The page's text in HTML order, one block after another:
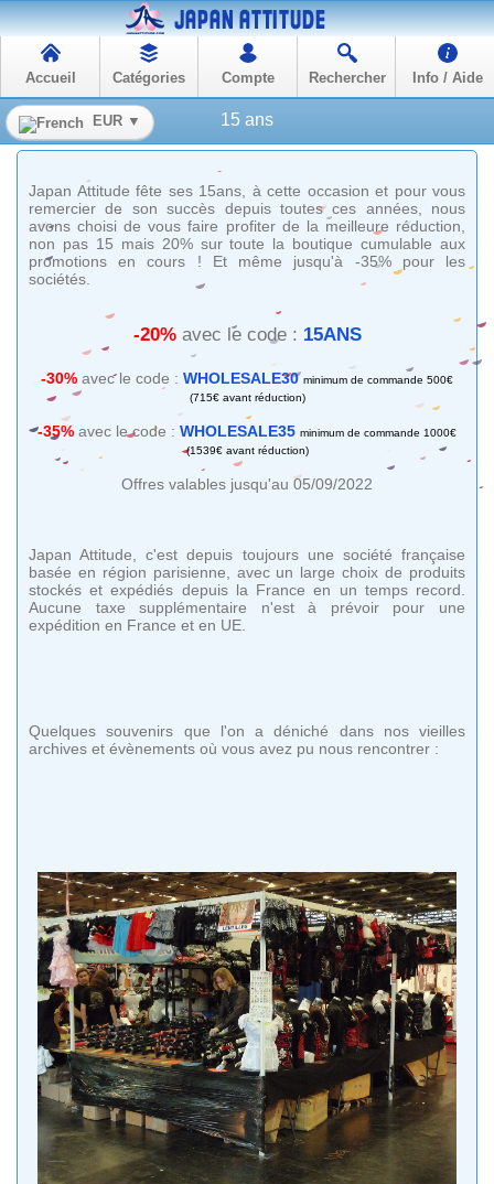
Accueil Catégories Compte Rechercher Info / Aide
EUR ▼ 15 ans
Japan Attitude fête ses 15ans, à cette occasion et pour vous
remercier de son succès depuis toutes ces années, nous
avons choisi de vous faire profiter de la meilleure réduction,
non pas 15 mais 20% sur toute la boutique cumulable aux
promotions en cours ! Et même jusqu'à -35% pour les
sociétés.
-20%avec le code : 15ANS
-30% avec le code : WHOLESALE30 minimum de commande 500€
(715€ avant réduction)
-35% avec le code : WHOLESALE35 minimum de commande 1000€
(1539€ avant réduction)
Offres valables jusqu'au 05/09/2022
Japan Attitude, c'est depuis toujours une société française
basée en région parisienne, avec un large choix de produits
stockés et expédiés depuis la France en un temps record.
Aucune taxe supplémentaire n'est à prévoir pour une
expédition en France et en UE.
Quelques souvenirs que l'on a déniché dans nos vieilles
archives et évènements où vous avez pu nous rencontrer :